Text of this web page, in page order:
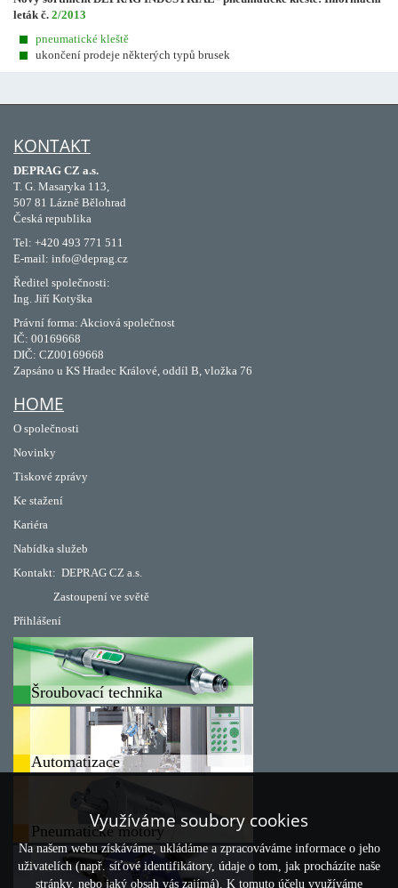
leták č. 2/2013
pneumatické kleště
ukončení prodeje některých typů brusek
KONTAKT
DEPRAG CZ a.s.
T. G. Masaryka 113,
507 81 Lázně Bělohrad
Česká republika
Tel: +420 493 771 511
E-mail: info@deprag.cz
Ředitel společnosti:
Ing. Jiří Kotyška
Právní forma: Akciová společnost
IČ: 00169668
DIČ: CZ00169668
Zapsáno u KS Hradec Králové, oddíl B, vložka 76
HOME
O společnosti
Novinky
Tiskové zprávy
Ke stažení
Kariéra
Nabídka služeb
Kontakt: DEPRAG CZ a.s.
Zastoupení ve světě
Přihlášení
Šroubovací technika
Automatizace
Pneumatické motory
Využíváme soubory cookies
Na našem webu získáváme, ukládáme a zpracováváme informace o jeho
uživatelích (např. síťové identifikátory, údaje o tom, jak procházíte naše
stránky, nebo jaký obsah vás zajímá). K tomuto účelu využíváme